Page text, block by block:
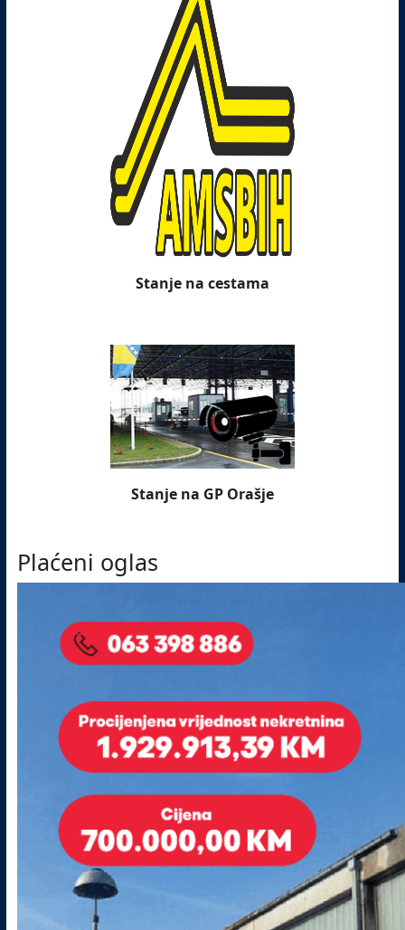
Stanje na cestama
Stanje na GP Orašje
Plaćeni oglas